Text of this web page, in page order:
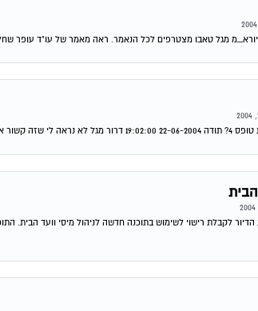
לא חייבת...
לקבלת רישוי לשימוש בתוכנה חדשה לניהול מיסי וועד הבית.